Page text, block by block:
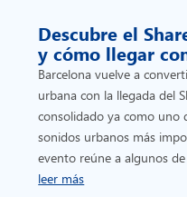
Descubre el
y cómo llegar
Barcelona vuelve a
urbana con la llegada del
consolidado ya como uno
sonidos urbanos más
evento reúne a algunos
leer más